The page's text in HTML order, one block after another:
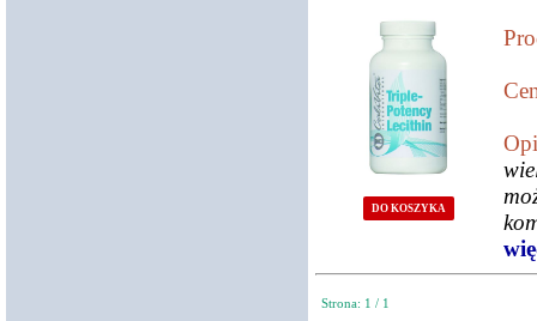
DO KOSZYKA
Strona: 1 / 1